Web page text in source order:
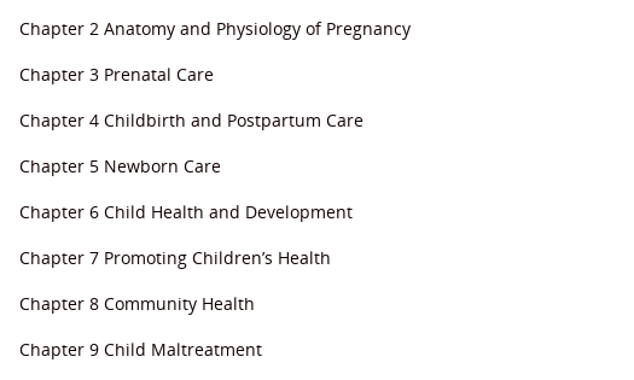
Chapter 2 Anatomy and Physiology of Pregnancy
Chapter 3 Prenatal Care
Chapter 4 Childbirth and Postpartum Care
Chapter 5 Newborn Care
Chapter 6 Child Health and Development
Chapter 7 Promoting Children’s Health
Chapter 8 Community Health
Chapter 9 Child Maltreatment